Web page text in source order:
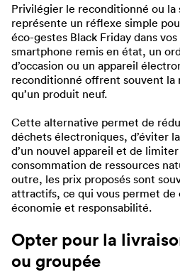
Privilégier le reconditionné ou la
représente un réflexe simple
éco-gestes Black Friday dans
smartphone remis en état, un
d’occasion ou un appareil
reconditionné offrent souvent la
qu’un produit neuf.
Cette alternative permet de
déchets électroniques, d’éviter
d’un nouvel appareil et de
consommation de ressources
outre, les prix proposés sont
attractifs, ce qui vous permet de
économie et responsabilité.
Opter pour la
ou groupée